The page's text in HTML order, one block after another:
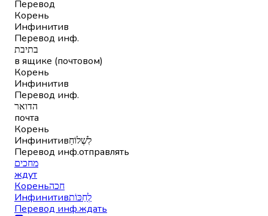
Перевод
Корень
Инфинитив
Перевод инф.
בתיבת
в ящике (почтовом)
Корень
Инфинитив
Перевод инф.
הדואר
почта
Корень
Инфинитивלִשְׁלוֹחַ
Перевод инф.отправлять
מחכים
ждут
Кореньחכה
Инфинитивלְחַכּוֹת
Перевод инф.ждать